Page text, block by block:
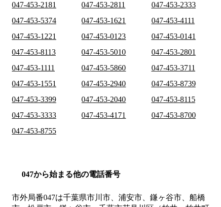
047-453-2181
047-453-2811
047-453-2333
047-453-5374
047-453-1621
047-453-4111
047-453-1221
047-453-0123
047-453-0141
047-453-8113
047-453-5010
047-453-2801
047-453-1111
047-453-5860
047-453-3711
047-453-1551
047-453-2940
047-453-8739
047-453-3399
047-453-2040
047-453-8115
047-453-3333
047-453-4171
047-453-8700
047-453-8755
047から始まる他の電話番号
市外局番047は千葉県市川市、浦安市、鎌ヶ谷市、船橋